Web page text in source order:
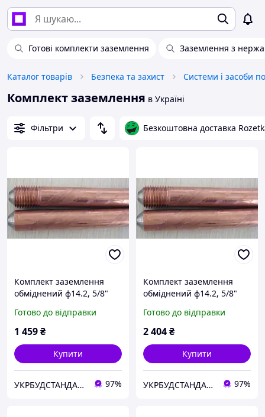
Готові комплекти заземлення Заземлення з
Каталог товарів Безпека та захист Системи і засоби
Комплект заземлення в Україні
Фільтри Безкоштовна доставка
Комплект заземлення
обміднений ф14.2, 5/8"
Готово до відправки
1 459₴
Купити
УКРБУДСТАНДАРТ 97%
Комплект заземлення
обміднений ф14.2, 5/8"
Готово до відправки
2 404₴
Купити
УКРБУДСТАНДАРТ 97%